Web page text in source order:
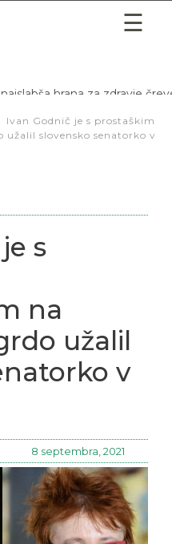
slovensko senatorko v
s
na
užalil
v
8 septembra, 2021